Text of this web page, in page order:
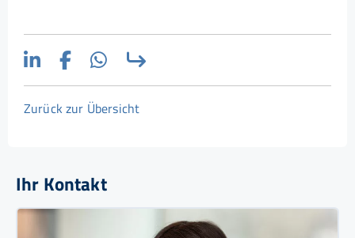
Zurück zur Übersicht
Ihr Kontakt